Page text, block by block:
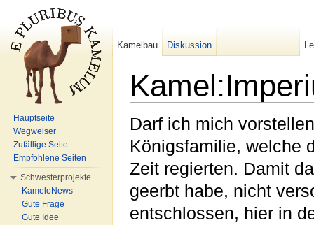
Darf ich mich
Königsfamilie, welche
Zeit regierten. Damit
geerbt habe, nicht
entschlossen, hier in
Kamelbau Diskussion
Hauptseite
Wegweiser
Zufällige Seite
Empfohlene Seiten
Schwesterprojekte
KameloNews
Gute Frage
Gute Idee